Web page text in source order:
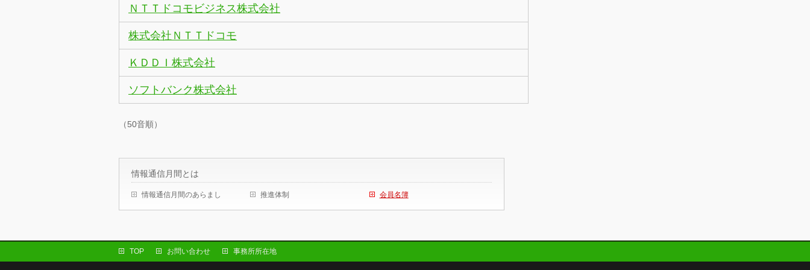
ＮＴＴドコモビジネス株式会社
株式会社ＮＴＴドコモ
ＫＤＤＩ株式会社
ソフトバンク株式会社
（50音順）
情報通信月間とは
情報通信月間のあらまし 推進体制 会員名簿
TOP お問い合わせ 事務所所在地